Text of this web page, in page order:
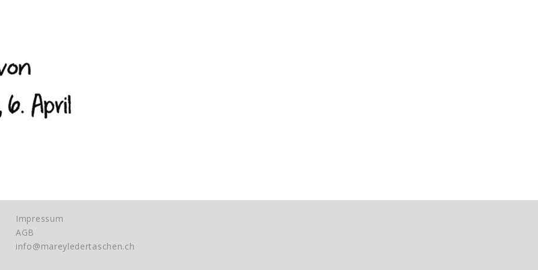
Impressum
AGB
info@mareyledertaschen.ch